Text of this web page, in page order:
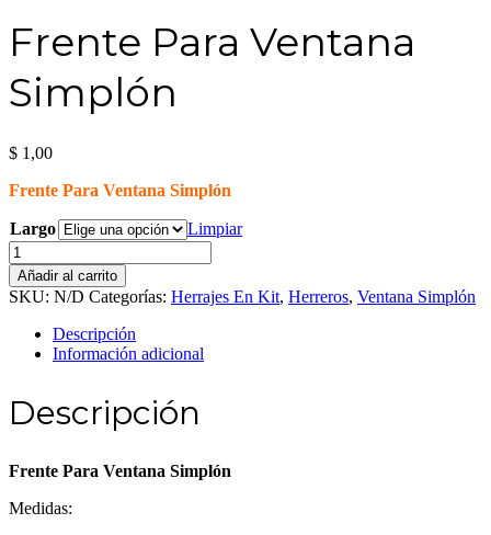
Frente Para Ventana
Simplón
$ 1,00
Frente Para Ventana Simplón
Largo
Limpiar
Frente
Para
Ventana
Simplón
cantidad
Añadir al carrito
SKU: N/D Categorías: Herrajes En Kit, Herreros, Ventana Simplón
Descripción
Información adicional
Descripción
Frente Para Ventana Simplón
Medidas: